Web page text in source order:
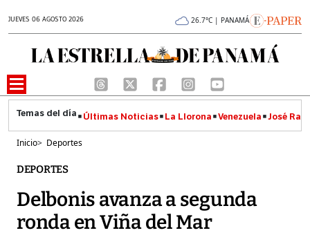
JUEVES 06 AGOSTO 2026 26.7°C | PANAMÁ
Últimas Noticias La Llorona Venezuela José
Inicio> Deportes
DEPORTES
Delbonis avanza a segunda
ronda en Viña del Mar